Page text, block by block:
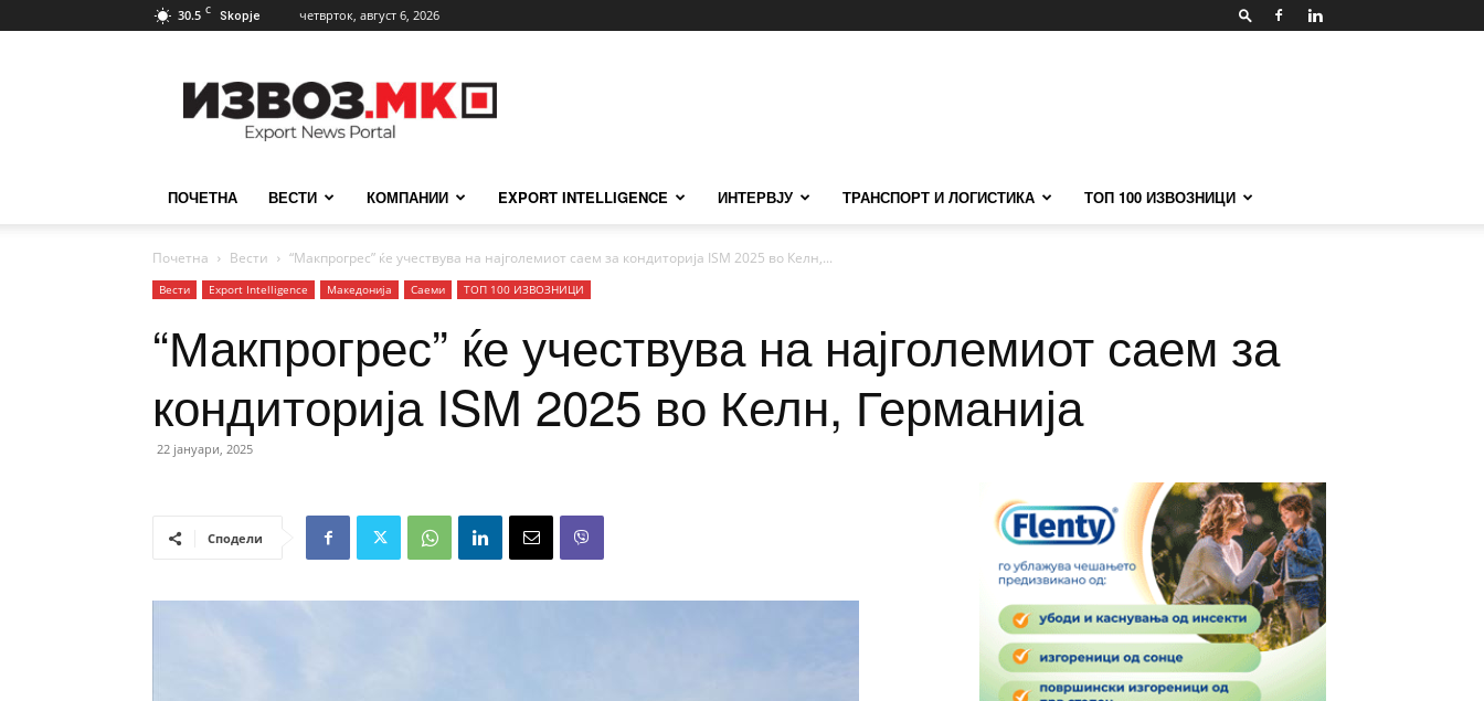
30.5 C Skopje четврток, август 6, 2026
ПОЧЕТНА ВЕСТИ КОМПАНИИ EXPORT INTELLIGENCE ИНТЕРВЈУ ТРАНСПОРТ И ЛОГИСТИКА ТОП 100 ИЗВОЗНИЦИ
Почетна Вести “Макпрогрес” ќе учествува на најголемиот саем за кондиторија ISM 2025 во Келн,...
Вести Еxport Intelligence Македонија Саеми ТОП 100 ИЗВОЗНИЦИ
“Макпрогрес” ќе учествува на најголемиот саем за
кондиторија ISM 2025 во Келн, Германија
22 јануари, 2025
Сподели